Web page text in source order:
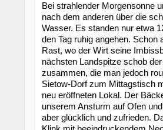
Bei strahlender Morgensonne
nach dem anderen über die
Wasser. Es standen nur etwa
den Tag ruhig angehen.
Rast, wo der Wirt seine
nächsten Landspitze schob
zusammen, die man jedoch
Sietow-Dorf zum Mittagstisch
neu eröffneten Lokal. Der
unserem Ansturm auf Ofen
aber glücklich und zufrieden.